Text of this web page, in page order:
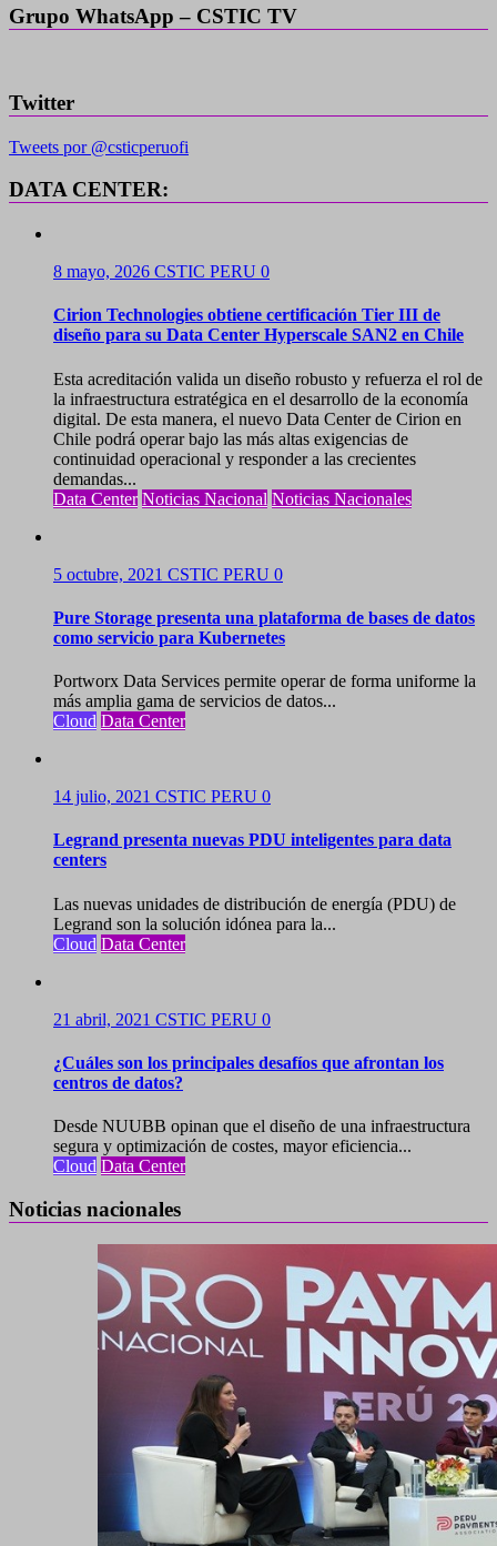
Grupo WhatsApp – CSTIC TV
Twitter
Tweets por @csticperuofi
DATA CENTER:
8 mayo, 2026 CSTIC PERU 0
Cirion Technologies obtiene certificación Tier III de
diseño para su Data Center Hyperscale SAN2 en Chile
Esta acreditación valida un diseño robusto y refuerza el rol de
la infraestructura estratégica en el desarrollo de la economía
digital. De esta manera, el nuevo Data Center de Cirion en
Chile podrá operar bajo las más altas exigencias de
continuidad operacional y responder a las crecientes
demandas...
Data Center Noticias Nacional Noticias Nacionales
5 octubre, 2021 CSTIC PERU 0
Pure Storage presenta una plataforma de bases de datos
como servicio para Kubernetes
Portworx Data Services permite operar de forma uniforme la
más amplia gama de servicios de datos...
Cloud Data Center
14 julio, 2021 CSTIC PERU 0
Legrand presenta nuevas PDU inteligentes para data
centers
Las nuevas unidades de distribución de energía (PDU) de
Legrand son la solución idónea para la...
Cloud Data Center
21 abril, 2021 CSTIC PERU 0
¿Cuáles son los principales desafíos que afrontan los
centros de datos?
Desde NUUBB opinan que el diseño de una infraestructura
segura y optimización de costes, mayor eficiencia...
Cloud Data Center
Noticias nacionales